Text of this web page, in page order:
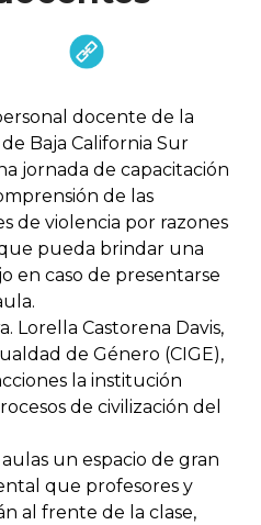
docente de la
Baja California Sur
jornada de capacitación
de las
de violencia por razones
pueda brindar una
en caso de presentarse
Lorella Castorena Davis,
de Género (CIGE),
la institución
de civilización del
un espacio de gran
que profesores y
al frente de la clase,